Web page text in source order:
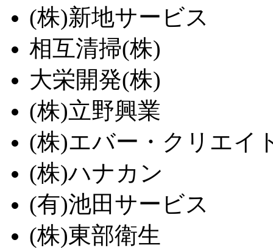
(株)新地サービス
相互清掃(株)
大栄開発(株)
(株)立野興業
(株)エバー・クリエイ
(株)ハナカン
(有)池田サービス
(株)東部衛生